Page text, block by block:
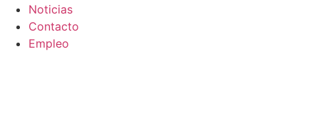
Noticias
Contacto
Empleo